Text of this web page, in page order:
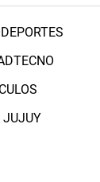
DEPORTES
TECNO
JUJUY